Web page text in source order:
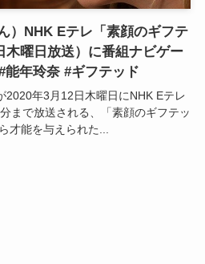
）NHK Eテレ「素顔のギフテ
木曜日放送）に番組ナビゲー
能年玲奈 #ギフテッド
2020年3月12日木曜日にNHK Eテレ
まで放送される、「素顔のギフテッ
才能を与えられた...